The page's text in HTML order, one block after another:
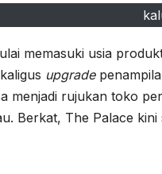
memasuki usia
upgrade
menjadi rujukan toko
Berkat, The Palace